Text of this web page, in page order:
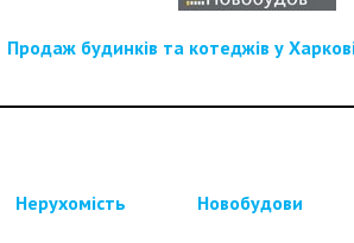
Продаж будинків та котеджів у
Нерухомість Новобудови